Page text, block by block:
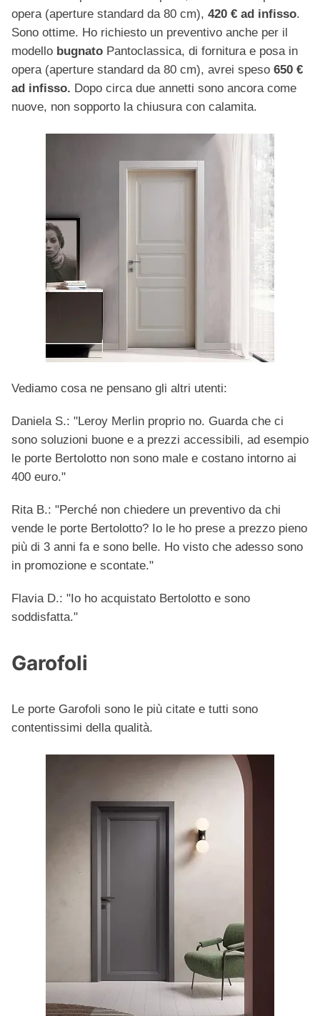
opera (aperture standard da 80 cm), 420 € ad infisso.
Sono ottime. Ho richiesto un preventivo anche per il
modello bugnato Pantoclassica, di fornitura e posa in
opera (aperture standard da 80 cm), avrei speso 650 €
ad infisso. Dopo circa due annetti sono ancora come
nuove, non sopporto la chiusura con calamita.
Vediamo cosa ne pensano gli altri utenti:
Daniela S.: "Leroy Merlin proprio no. Guarda che ci
sono soluzioni buone e a prezzi accessibili, ad esempio
le porte Bertolotto non sono male e costano intorno ai
400 euro."
Rita B.: "Perché non chiedere un preventivo da chi
vende le porte Bertolotto? Io le ho prese a prezzo pieno
più di 3 anni fa e sono belle. Ho visto che adesso sono
in promozione e scontate."
Flavia D.: "Io ho acquistato Bertolotto e sono
soddisfatta."
Garofoli
Le porte Garofoli sono le più citate e tutti sono
contentissimi della qualità.